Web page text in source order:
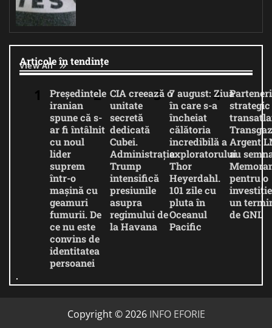
Articole în tendințe
View All
Președintele
iranian
spune că s-
ar fi întâlnit
cu noul
lider
suprem
într-o
mașină cu
geamuri
fumurii. De
ce nu este
convins de
identitatea
persoanei
CIA creează o
unitate
secretă
dedicată
Cubei.
Administrația
Trump
intensifică
presiunile
asupra
regimului de
la Havana
7 august: Ziua
în care s-a
încheiat
călătoria
incredibilă a
exploratorului
Thor
Heyerdahl.
101 zile cu
pluta în
Oceanul
Pacific
strategic
Argent
au
pentru o
un
de GNL
Copyright © 2026 INFO EFORIE